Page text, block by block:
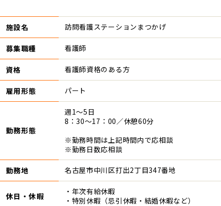
施設名 訪問看護ステーションまつかげ
募集職種 看護師
資格 看護師資格のある方
雇用形態 パート
勤務形態
週1～5日
8：30～17：00／休憩60分
※勤務時間は上記時間内で応相談
※勤務日数応相談
勤務地 名古屋市中川区打出2丁目347番地
休日・休暇
・年次有給休暇
・特別休暇（忌引休暇・結婚休暇など）